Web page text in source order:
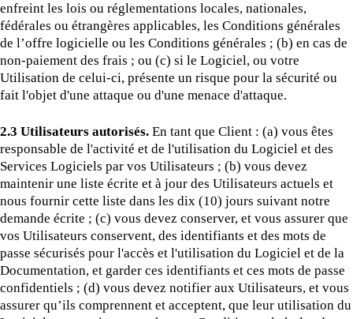
enfreint les lois ou réglementations locales, nationales,
fédérales ou étrangères applicables, les Conditions générales
de l’offre logicielle ou les Conditions générales ; (b) en cas de
non-paiement des frais ; ou (c) si le Logiciel, ou votre
Utilisation de celui-ci, présente un risque pour la sécurité ou
fait l'objet d'une attaque ou d'une menace d'attaque.
2.3 Utilisateurs autorisés. En tant que Client : (a) vous êtes
responsable de l'activité et de l'utilisation du Logiciel et des
Services Logiciels par vos Utilisateurs ; (b) vous devez
maintenir une liste écrite et à jour des Utilisateurs actuels et
nous fournir cette liste dans les dix (10) jours suivant notre
demande écrite ; (c) vous devez conserver, et vous assurer que
vos Utilisateurs conservent, des identifiants et des mots de
passe sécurisés pour l'accès et l'utilisation du Logiciel et de la
Documentation, et garder ces identifiants et ces mots de passe
confidentiels ; (d) vous devez notifier aux Utilisateurs, et vous
assurer qu’ils comprennent et acceptent, que leur utilisation du